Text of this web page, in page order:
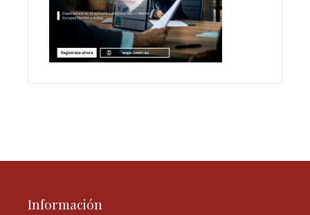
Información